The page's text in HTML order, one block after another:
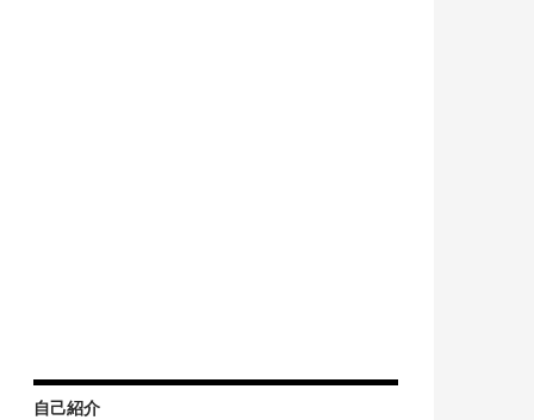
自己紹介